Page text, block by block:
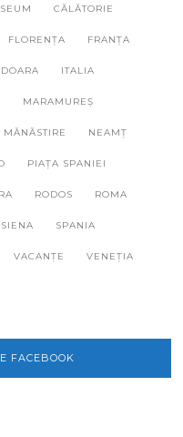
CĂLĂTORIE
FLORENȚA FRANȚA
ITALIA
MARAMUREȘ
MĂNĂSTIRE NEAMȚ
PIAȚA SPANIEI
RODOS ROMA
SIENA SPANIA
VACANȚE VENEȚIA
FACEBOOK